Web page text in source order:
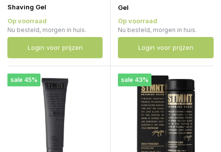
Shaving Gel
Op voorraad
Nu besteld, morgen in huis.
Login voor prijzen
Gel
Op voorraad
Nu besteld, morgen in huis.
Login voor prijzen
sale 45% sale 43%